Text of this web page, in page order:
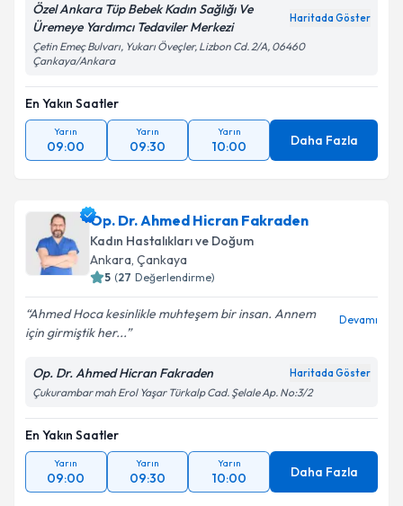
Özel Ankara Tüp Bebek Kadın Sağlığı Ve
Üremeye Yardımcı Tedaviler Merkezi
Haritada Göster
Çetin Emeç Bulvarı, Yukarı Öveçler, Lizbon Cd. 2/A, 06460
Çankaya/Ankara
En Yakın Saatler
Yarın
09:00
Yarın
09:30
Yarın
10:00 Daha Fazla
Op. Dr. Ahmed Hicran Fakraden
Kadın Hastalıkları ve Doğum
Ankara, Çankaya
5 (27 Değerlendirme)
Ahmed Hoca kesinlikle muhteşem bir insan. Annem
için girmiştik her...
Devamı
Op. Dr. Ahmed Hicran Fakraden Haritada Göster
Çukurambar mah Erol Yaşar Türkalp Cad. Şelale Ap. No:3/2
En Yakın Saatler
Yarın
09:00
Yarın
09:30
Yarın
10:00 Daha Fazla